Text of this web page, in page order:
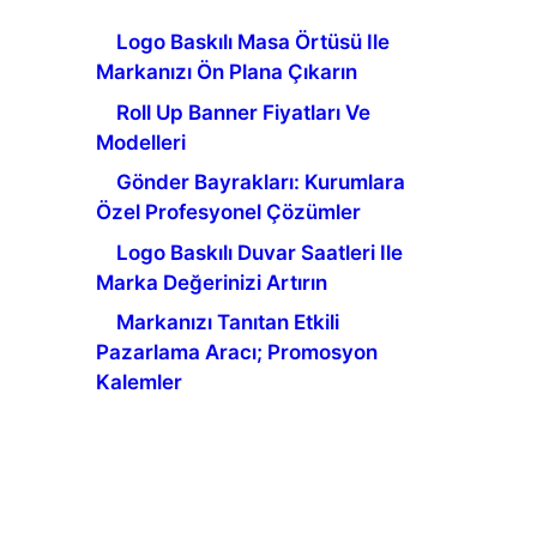
Logo Baskılı Masa Örtüsü Ile
Markanızı Ön Plana Çıkarın
Roll Up Banner Fiyatları Ve
Modelleri
Gönder Bayrakları: Kurumlara
Özel Profesyonel Çözümler
Logo Baskılı Duvar Saatleri Ile
Marka Değerinizi Artırın
Markanızı Tanıtan Etkili
Pazarlama Aracı; Promosyon
Kalemler